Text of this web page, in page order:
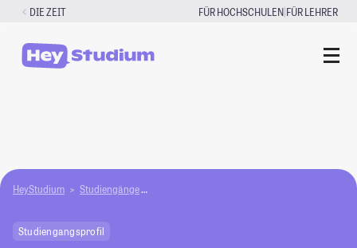
Zum
springen
DIE ZEIT FÜR HOCHSCHULEN|FÜR LEHRER
HeyStudium Studiengänge Bevölkerungsschutz und
Studiengangsprofil